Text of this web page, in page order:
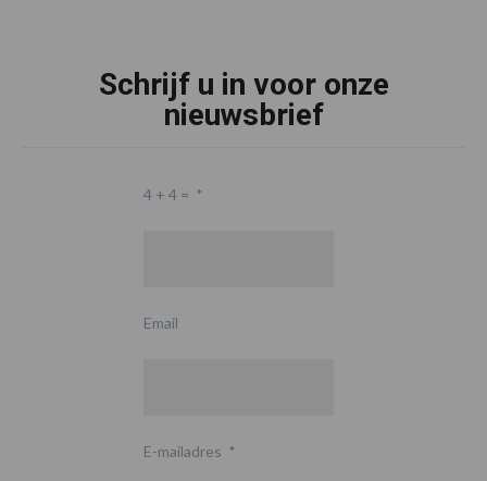
Schrijf u in voor onze
nieuwsbrief
4 + 4 = *
Email
E-mailadres *